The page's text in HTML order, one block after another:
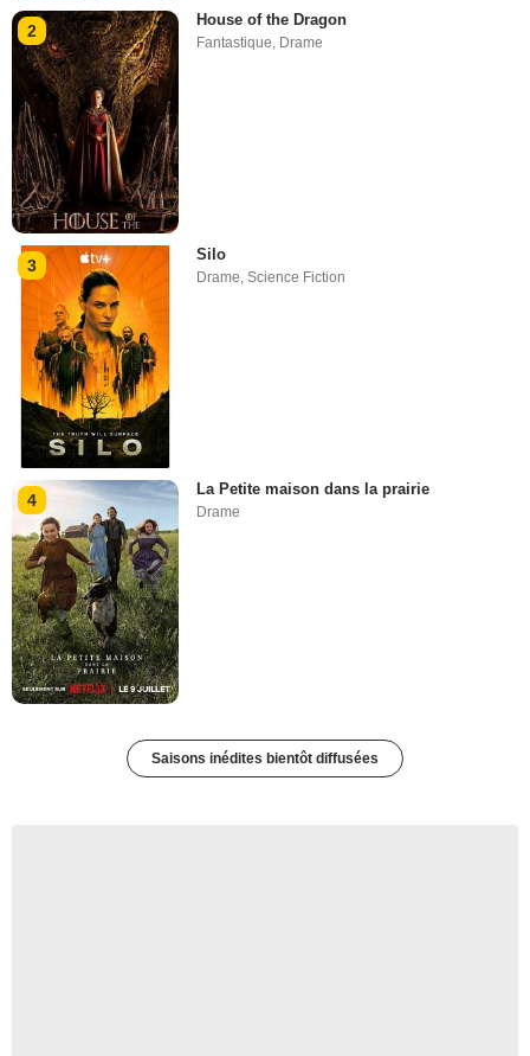
2
House of the Dragon
Fantastique Drame
3
Silo
Drame,Science Fiction
4
La Petite maison dans la prairie
Drame
Saisons inédites bientôt diffusées